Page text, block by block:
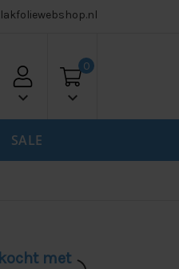
keyboard_arrow_down keyboard_arrow_down
0
SALE
met